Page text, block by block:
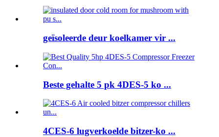
geïsoleerde deur koelkamer vir ...
Beste gehalte 5 pk 4DES-5 ko ...
4CES-6 lugverkoelde bitzer-ko ...